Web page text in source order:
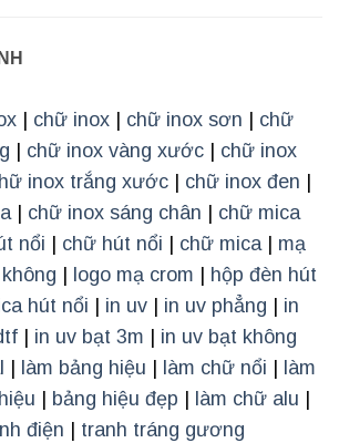
chữ inox chữ inox sơn
chữ
chữ inox vàng xước
chữ inox
inox trắng xước chữ inox đen
| chữ inox sáng chân
chữ mica
nổi chữ hút nổi chữ mica| mạ
logo mạ crom
hộp đèn hút
hút nổi in uv in uv phẳng
in
in uv bạt 3m
in uv bạt không
làm bảng hiệu làm chữ nổi
làm
bảng hiệu đẹp làm chữ alu
điện tranh tráng gương